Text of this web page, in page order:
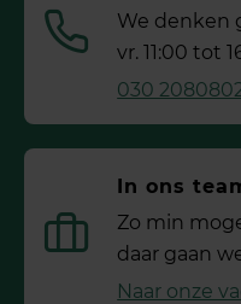
We denken
vr. 11:00 tot
030
In ons
Zo min
daar gaan
Naar onze